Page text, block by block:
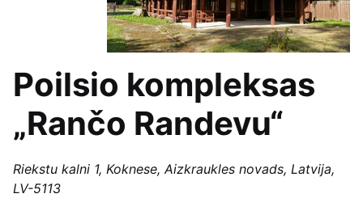
Poilsio kompleksas
„Rančo Randevu“
Riekstu kalni 1, Koknese, Aizkraukles novads, Latvija,
LV-5113